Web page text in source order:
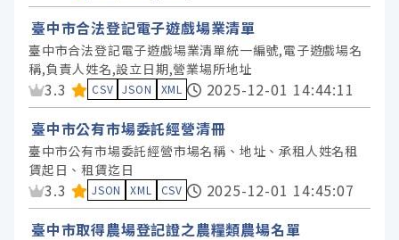
臺中市合法登記電子遊戲場業清單
臺中市合法登記電子遊戲場業清單統一編號,電子遊戲場名
稱,負責人姓名,設立日期,營業場所地址
資料集評分：
3.3 CSV JSON XML
2025-12-01 14:44:11
臺中市公有市場委託經營清冊
臺中市公有市場委託經營市場名稱、地址、承租人姓名租
賃起日、租賃迄日
資料集評分：
3.3 JSON XML CSV
2025-12-01 14:45:07
臺中市取得農場登記證之農糧類農場名單